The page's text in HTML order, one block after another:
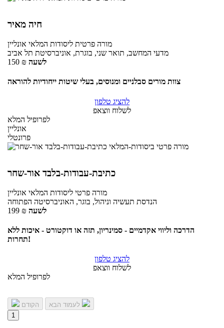
חיה מאיר
מורה פרטית ליסודות המלאי אונליין
מדעי המחשב, תואר שני, בוגרת, אוניברסיטת תל אביב
150 ₪ לשעה
צוות מורים סבלניים ומנוסים, בעלי שיטות ייחודיות להוראה
להציג טלפון
לשלוח ווצאפ
לפרופיל המלא
אונליין
פרונטלי
כתיבת-עבודות-בלבד אור-שחר
מורה פרטי ליסודות המלאי אונליין
הנדסת תעשיה וניהול, בוגר, האוניברסיטה הפתוחה
199 ₪ לשעה
הדרכה וליווי אקדמיים - סמינריון, תזה או דוקטורט - איכות ללא
תחרות!
להציג טלפון
לשלוח ווצאפ
לפרופיל המלא
הקודם
1